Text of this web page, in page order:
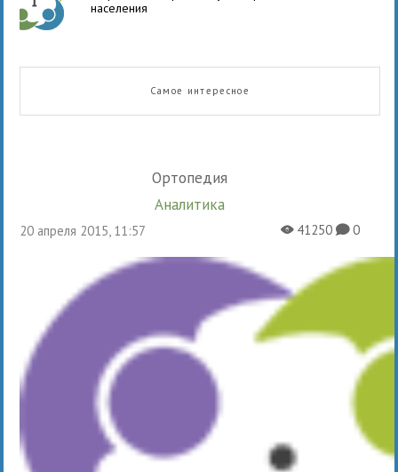
населения
Самое интересное
Ортопедия
Аналитика
20 апреля 2015, 11:57 X41250K0